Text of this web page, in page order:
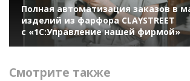
Полная автоматизация заказов в
изделий из фарфора CLAYSTREET
с «1С:Управление нашей фирмой»
Смотрите также